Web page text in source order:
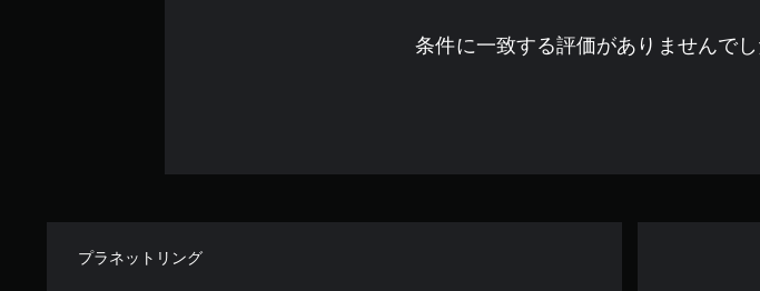
条件に一致する評価がありませんで
プラネットリング